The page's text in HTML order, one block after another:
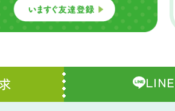
LINE